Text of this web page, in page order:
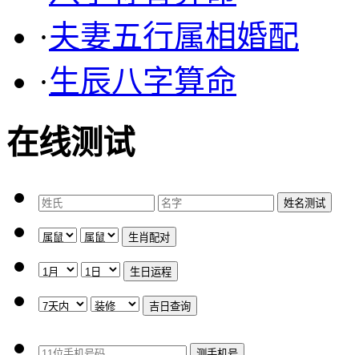
·夫妻五行属相婚配
·生辰八字算命
在线测试